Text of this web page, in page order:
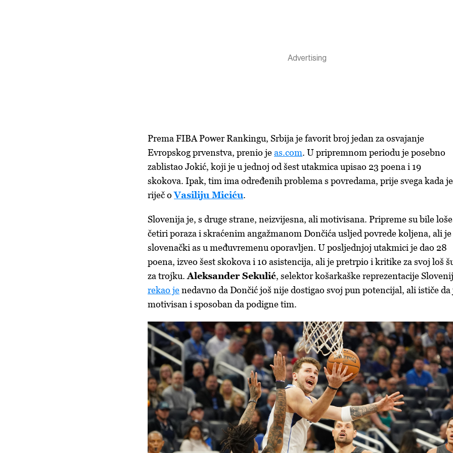
Prema FIBA Power Rankingu, Srbija je favorit broj jedan za osvajanje
Evropskog prvenstva, prenio jeas.com. U pripremnom periodu je posebno
zablistao Jokić, koji je u jednoj od šest utakmica upisao 23 poena i 19
skokova. Ipak, tim ima određenih problema s povredama, prije svega kada je
riječ oVasiliju Miciću.
Slovenija je, s druge strane, neizvijesna, ali motivisana. Pripreme su bile
četiri poraza i skraćenim angažmanom Dončića usljed povrede koljena, ali je
slovenački as u međuvremenu oporavljen. U posljednjoj utakmici je dao 28
poena, izveo šest skokova i 10 asistencija, ali je pretrpio i kritike za svoj loš
za trojku. Aleksander Sekulić, selektor košarkaške reprezentacije
rekao jenedavno da Dončić još nije dostigao svoj pun potencijal, ali ističe da
motivisan i sposoban da podigne tim.